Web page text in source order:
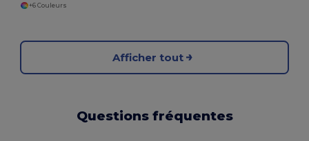
+6 Couleurs
Afficher tout
Questions fréquentes